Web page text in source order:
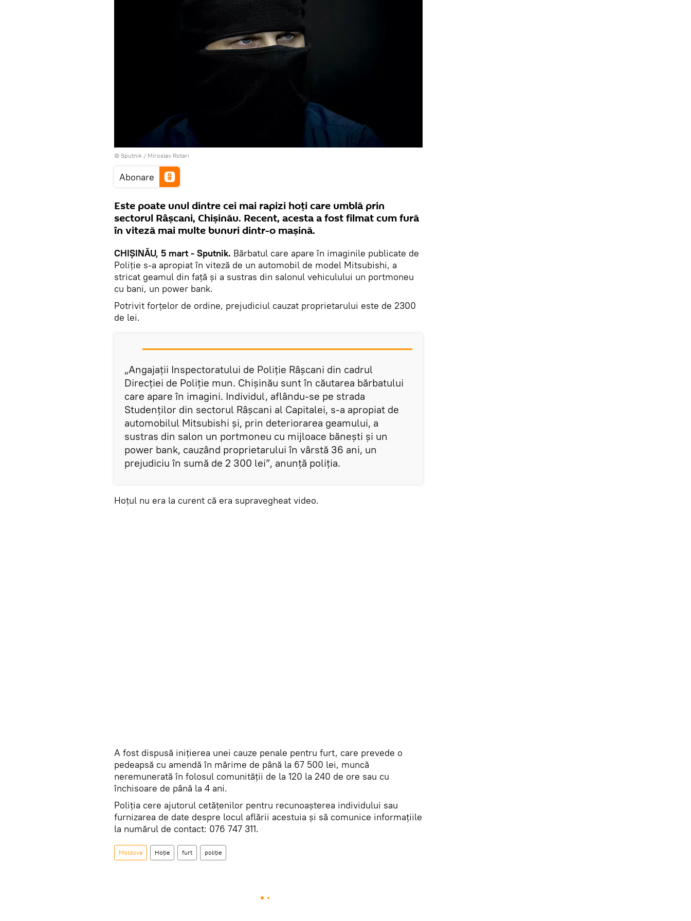
© Sputnik / Miroslav Rotari
Abonare
Este poate unul dintre cei mai rapizi hoți care umblă prin
sectorul Râșcani, Chișinău. Recent, acesta a fost filmat cum fură
în viteză mai multe bunuri dintr-o mașină.
CHIȘINĂU, 5 mart - Sputnik. Bărbatul care apare în imaginile publicate de
Poliție s-a apropiat în viteză de un automobil de model Mitsubishi, a
stricat geamul din față și a sustras din salonul vehiculului un portmoneu
cu bani, un power bank.
Potrivit forțelor de ordine, prejudiciul cauzat proprietarului este de 2300
de lei.
„Angajații Inspectoratului de Poliție Râșcani din cadrul
Direcției de Poliție mun. Chișinău sunt în căutarea bărbatului
care apare în imagini. Individul, aflându-se pe strada
Studenților din sectorul Râșcani al Capitalei, s-a apropiat de
automobilul Mitsubishi și, prin deteriorarea geamului, a
sustras din salon un portmoneu cu mijloace bănești și un
power bank, cauzând proprietarului în vârstă 36 ani, un
prejudiciu în sumă de 2 300 lei”, anunță poliția.
Hoțul nu era la curent că era supravegheat video.
A fost dispusă iniţierea unei cauze penale pentru furt, care prevede o
pedeapsă cu amendă în mărime de până la 67 500 lei, muncă
neremunerată în folosul comunităţii de la 120 la 240 de ore sau cu
închisoare de până la 4 ani.
Poliția cere ajutorul cetățenilor pentru recunoașterea individului sau
furnizarea de date despre locul aflării acestuia și să comunice informaţiile
la numărul de contact: 076 747 311.
Moldova Hoție furt poliție